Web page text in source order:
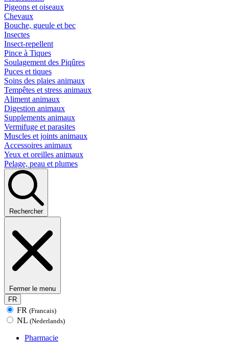
Pigeons et oiseaux
Chevaux
Bouche, gueule et bec
Insectes
Insect-repellent
Pince à Tiques
Soulagement des Piqûres
Puces et tiques
Soins des plaies animaux
Tempêtes et stress animaux
Aliment animaux
Digestion animaux
Supplements animaux
Vermifuge et parasites
Muscles et joints animaux
Accessoires animaux
Yeux et oreilles animaux
Pelage, peau et plumes
Rechercher
Fermer le menu
FR
FR (Francais)
NL (Nederlands)
Pharmacie